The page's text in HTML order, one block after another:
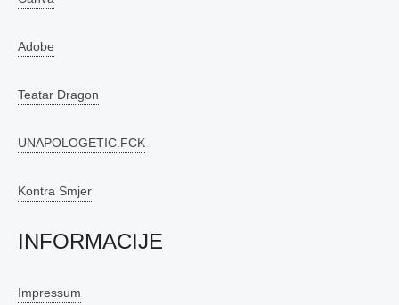
Adobe
Teatar Dragon
UNAPOLOGETIC.FCK
Kontra Smjer
INFORMACIJE
Impressum